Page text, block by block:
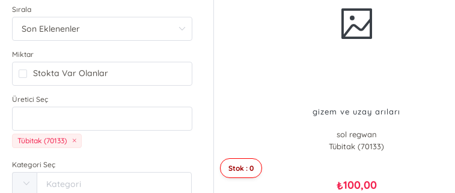
Sırala
Miktar
Stokta Var Olanlar
Üretici Seç
Tübitak (70133)
Kategori Seç
gizem ve uzay arıları
sol regwan
Tübitak (70133)
Stok : 0
₺100,00